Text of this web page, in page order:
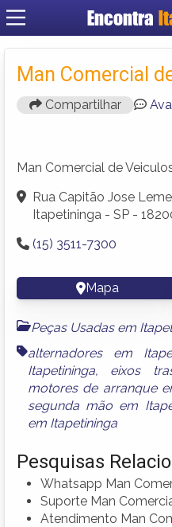
Encontra
Man Comercial
Compartilhar
Man Comercial de
Rua Capitão Jose
Itapetininga - SP -
(15) 3511-7300
Mapa
Peças Usadas em
alternadores em
Itapetininga, eixos
motores de arranque
segunda mão em
em Itapetininga
Pesquisas
Whatsapp Man
Suporte Man
Atendimento Man